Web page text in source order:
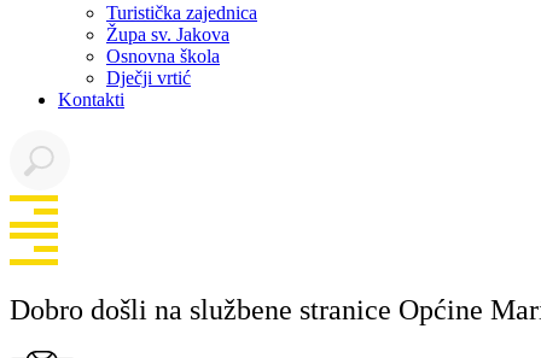
Turistička zajednica
Župa sv. Jakova
Osnovna škola
Dječji vrtić
Kontakti
Dobro došli na službene stranice Općine